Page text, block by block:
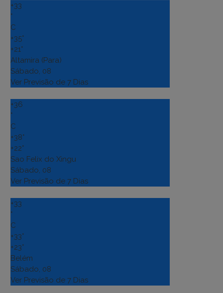
+33
°
C
+35°
+21°
Altamira (Para)
Sábado, 08
Ver Previsão de 7 Dias
+36
°
C
+38°
+22°
Sao Felix do Xingu
Sábado, 08
Ver Previsão de 7 Dias
+33
°
C
+33°
+23°
Belém
Sábado, 08
Ver Previsão de 7 Dias